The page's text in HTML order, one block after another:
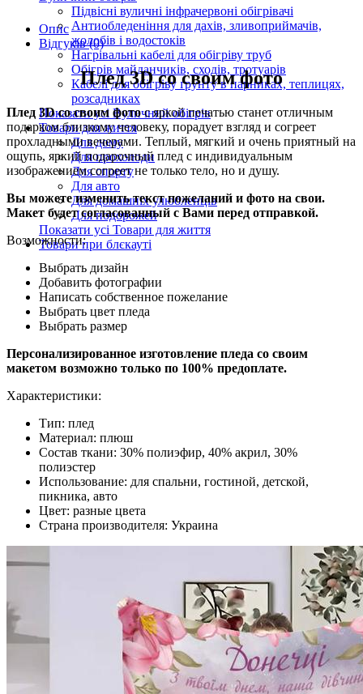
Підвісні вуличні інфрачервоні обігрівачі
Антиобледеніння для дахів, зливоприймачів,
жолобів і водостоків
Нагрівальні кабелі для обігріву труб
Обігрів майданчиків, сходів, тротуарів
Кабелі для обігріву ґрунту в парниках, теплицях,
розсадниках
Показати усі Вуличний обігрів
Товари для життя
Для дому
Для прохолоди
Для спорту
Для авто
Для домашніх улюбленців
Для подорожей
Показати усі Товари для життя
Товари при блєкауті
Опис
Відгуків (0)
Плед 3D со своим фото
Плед 3D со своим фотос яркой печатью станет отличным
подарком близкому человеку, порадует взгляд и согреет
прохладными вечерами. Теплый, мягкий и очень приятный на
ощупь, яркий подарочный плед с индивидуальным
изображением согреет не только тело, но и душу.
Вы можете изменить текст пожеланий и фото на свои.
Макет будет согласованный с Вами перед отправкой.
Возможности:
Выбрать дизайн
Добавить фотографии
Написать собственное пожелание
Выбрать цвет пледа
Выбрать размер
Персонализированное изготовление пледа со своим
макетом возможно только по 100% предоплате.
Характеристики:
Тип: плед
Материал: плюш
Состав ткани: 30% полиэфир, 40% акрил, 30%
полиэстер
Использование: для спальни, гостиной, детской,
пикника, авто
Цвет: разные цвета
Страна производителя: Украина